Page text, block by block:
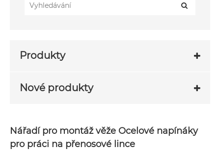
Produkty
Nové produkty
Nářadí pro montáž věže Ocelové napínáky
pro práci na přenosové lince